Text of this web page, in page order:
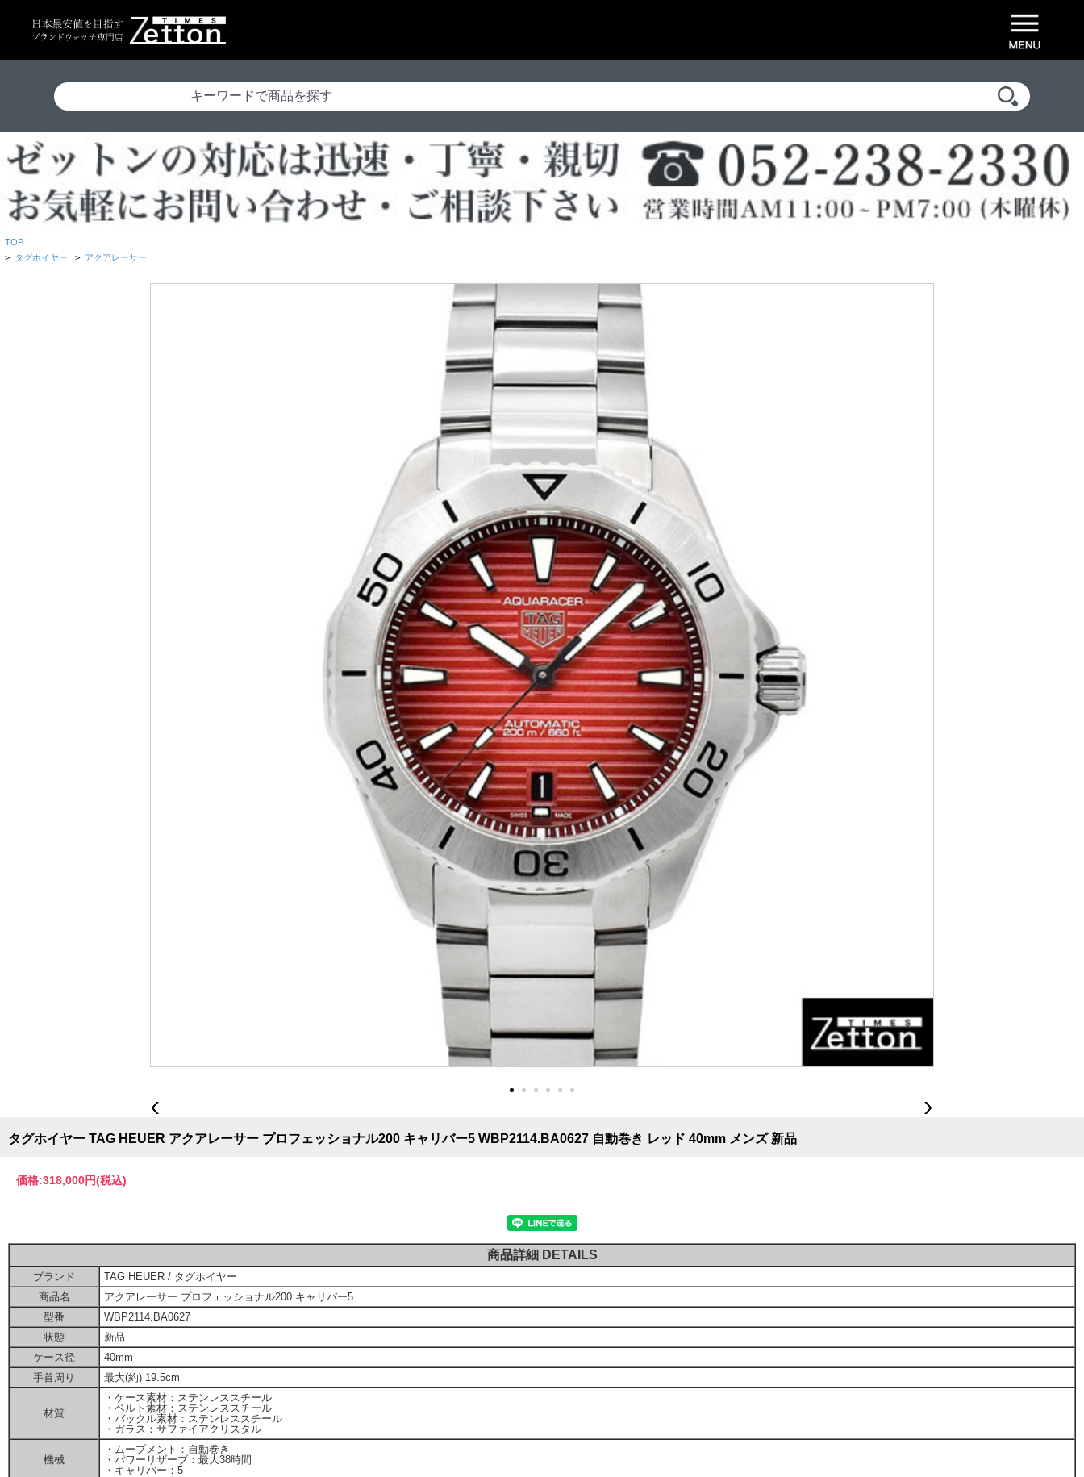
TOP
> タグホイヤー > アクアレーサー
タグホイヤー TAG HEUER アクアレーサー プロフェッショナル200 キャリバー5 WBP2114.BA0627 自動巻き レッド 40mm メンズ 新品
価格:318,000円(税込)
商品詳細 DETAILS
ブランド
TAG HEUER / タグホイヤー
商品名
アクアレーサー プロフェッショナル200 キャリバー5
型番
WBP2114.BA0627
状態
新品
ケース径
40mm
手首周り
最大(約) 19.5cm
材質
・ケース素材：ステンレススチール
・ベルト素材：ステンレススチール
・バックル素材：ステンレススチール
・ガラス：サファイアクリスタル
機械
・ムーブメント：自動巻き
・パワーリザーブ：最大38時間
・キャリバー：5